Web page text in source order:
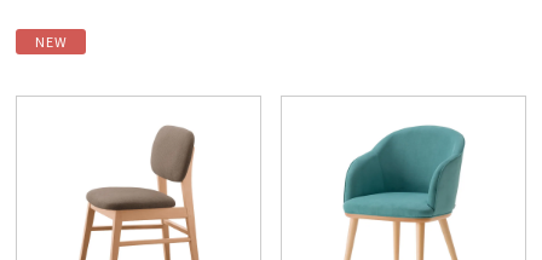
NEW